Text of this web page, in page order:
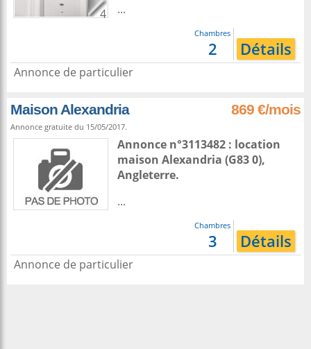
4
...
Chambres
2 Détails
Annonce de particulier
Maison Alexandria 869 €/mois
Annonce gratuite du 15/05/2017.
Annonce n°3113482 : location
maison Alexandria (G83 0),
Angleterre.
...
Chambres
3 Détails
Annonce de particulier